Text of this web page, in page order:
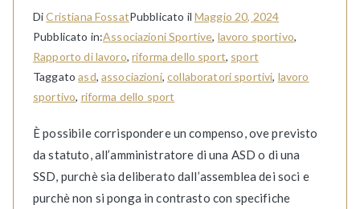
DiCristiana FossatPubblicato il Maggio 20, 2024
Pubblicato in:Associazioni Sportive, lavoro sportivo,
Rapporto di lavoro,riforma dello sport, sport
Taggatoasd, associazioni,collaboratori sportivi, lavoro
sportivo, riforma dello sport
È possibile corrispondere un compenso, ove previsto
da statuto, all’amministratore di una ASD o di una
SSD, purchè sia deliberato dall’assemblea dei soci e
purchè non si ponga in contrasto con specifiche